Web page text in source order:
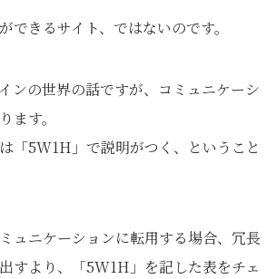
できるサイト、ではないのです。
ンの世界の話ですが、コミュニケーシ
ます。
「5W1H」で説明がつく、ということ
ュニケーションに転用する場合、冗長
すより、「5W1H」を記した表をチェ